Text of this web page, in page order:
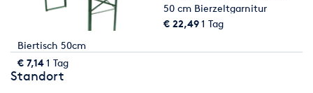
Biertisch 50cm
€ 7,141 Tag
50 cm Bierzeltgarnitur
Husse Bierbank Biertisch
€ 22,491 Tag
Standort